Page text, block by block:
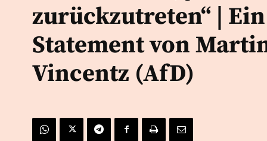
zurückzutreten“ | Ein
Statement von
Vincentz (AfD)